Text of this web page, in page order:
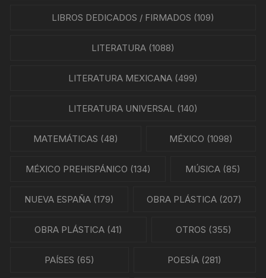
LIBROS DEDICADOS / FIRMADOS (109)
LITERATURA(1088)
LITERATURA MEXICANA(499)
LITERATURA UNIVERSAL (140)
MATEMÁTICAS (48) MÉXICO (1098)
MÉXICO PREHISPÁNICO (134) MÚSICA (85)
NUEVA ESPAÑA(179) OBRA PLÁSTICA (207)
OBRA PLÁSTICA (41) OTROS (355)
PAÍSES (65) POESÍA (281)